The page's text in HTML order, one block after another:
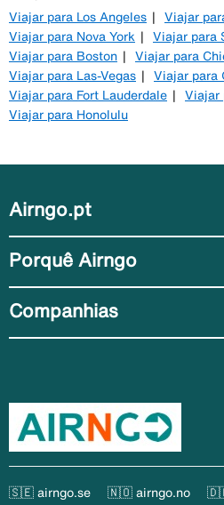
Viajar para Los Angeles
Viajar
Viajar para Nova York
Viajar para
Viajar para Boston
Viajar para
Viajar para Las-Vegas
Viajar para
Viajar para Fort Lauderdale
Viajar
Viajar para Honolulu
Airngo.pt
Porquê Airngo
Companhias
🇸🇪 airngo.se 🇳🇴 airngo.no